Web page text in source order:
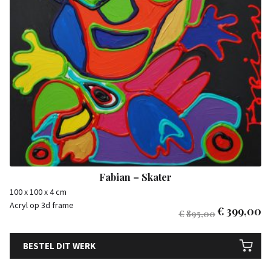
Fabian – Skater
100 x 100 x 4 cm
Acryl op 3d frame
€895,00€ 399,00
BESTEL DIT WERK